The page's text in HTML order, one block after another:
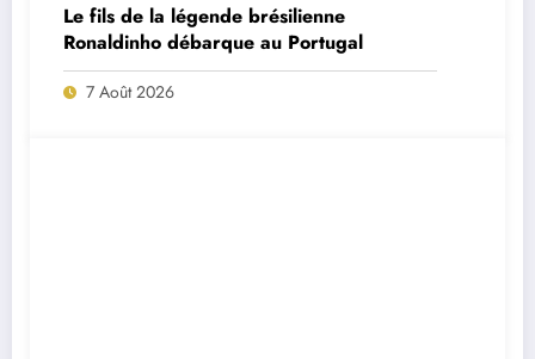
Le fils de la légende brésilienne
Ronaldinho débarque au Portugal
7 Août 2026